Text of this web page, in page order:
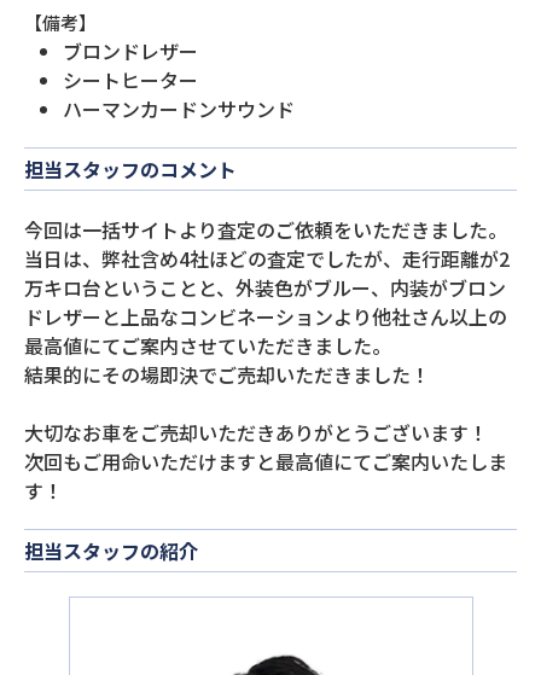
【備考】
ブロンドレザー
シートヒーター
ハーマンカードンサウンド
担当スタッフのコメント
今回は一括サイトより査定のご依頼をいただきました。
当日は、弊社含め4社ほどの査定でしたが、走行距離が2
万キロ台ということと、外装色がブルー、内装がブロン
ドレザーと上品なコンビネーションより他社さん以上の
最高値にてご案内させていただきました。
結果的にその場即決でご売却いただきました！
大切なお車をご売却いただきありがとうございます！
次回もご用命いただけますと最高値にてご案内いたしま
す！
担当スタッフの紹介